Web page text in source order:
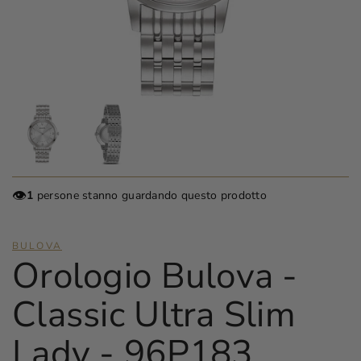
👁️1 persone stanno guardando questo prodotto
BULOVA
Orologio Bulova -
Classic Ultra Slim